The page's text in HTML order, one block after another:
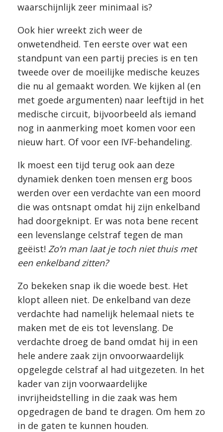
waarschijnlijk zeer minimaal is?
Ook hier wreekt zich weer de
onwetendheid. Ten eerste over wat een
standpunt van een partij precies is en ten
tweede over de moeilijke medische keuzes
die nu al gemaakt worden. We kijken al (en
met goede argumenten) naar leeftijd in het
medische circuit, bijvoorbeeld als iemand
nog in aanmerking moet komen voor een
nieuw hart. Of voor een IVF-behandeling.
Ik moest een tijd terug ook aan deze
dynamiek denken toen mensen erg boos
werden over een verdachte van een moord
die was ontsnapt omdat hij zijn enkelband
had doorgeknipt. Er was nota bene recent
een levenslange celstraf tegen de man
geëist! Zo’n man laat je toch niet thuis met
een enkelband zitten?
Zo bekeken snap ik die woede best. Het
klopt alleen niet. De enkelband van deze
verdachte had namelijk helemaal niets te
maken met de eis tot levenslang. De
verdachte droeg de band omdat hij in een
hele andere zaak zijn onvoorwaardelijk
opgelegde celstraf al had uitgezeten. In het
kader van zijn voorwaardelijke
invrijheidstelling in die zaak was hem
opgedragen de band te dragen. Om hem zo
in de gaten te kunnen houden.